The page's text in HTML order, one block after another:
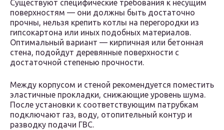
Существуют специфические требования к несущим
поверхностям — они должны быть достаточно
прочны, нельзя крепить котлы на перегородки из
гипсокартона или иных подобных материалов.
Оптимальный вариант — кирпичная или бетонная
стена, подойдут деревянные поверхности с
достаточной степенью прочности.
Между корпусом и стеной рекомендуется поместить
эластичные прокладки, снижающие уровень шума.
После установки к соответствующим патрубкам
подключают газ, воду, отопительный контур и
разводку подачи ГВС.